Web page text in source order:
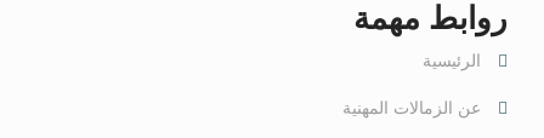
روابط مهمة
الرئيسية
عن الزمالات المهنية